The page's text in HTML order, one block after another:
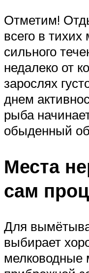
Отметим!
всего в тихих
сильного
недалеко от
зарослях
днем
рыба
обыденный
Места
сам
Для
выбирает
мелководные